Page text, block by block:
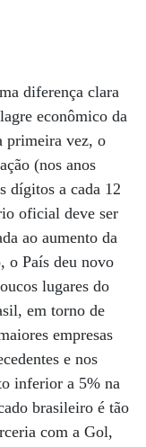
diferença clara
econômico da
primeira vez, o
(nos anos
dígitos a cada 12
oficial deve ser
ao aumento da
o País deu novo
lugares do
em torno de
empresas
e nos
inferior a 5% na
brasileiro é tão
com a Gol,